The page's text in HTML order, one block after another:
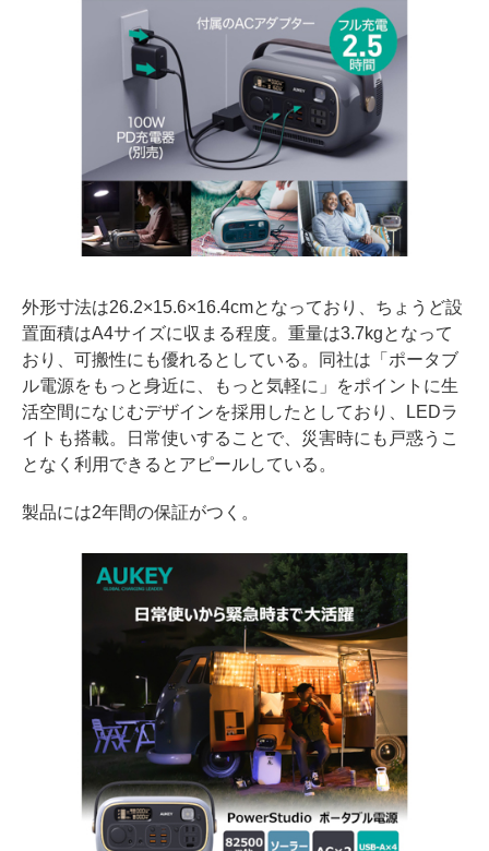
外形寸法は26.2×15.6×16.4cmとなっており、ちょうど設
置面積はA4サイズに収まる程度。重量は3.7kgとなって
おり、可搬性にも優れるとしている。同社は「ポータブ
ル電源をもっと身近に、もっと気軽に」をポイントに生
活空間になじむデザインを採用したとしており、LEDラ
イトも搭載。日常使いすることで、災害時にも戸惑うこ
となく利用できるとアピールしている。
製品には2年間の保証がつく。